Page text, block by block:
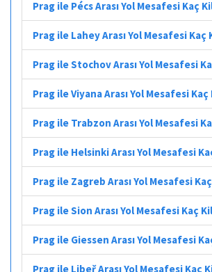
Prag ile Pécs Arası Yol Mesafesi Kaç
Prag ile Lahey Arası Yol Mesafesi
Prag ile Stochov Arası Yol Mesafesi
Prag ile Viyana Arası Yol Mesafesi
Prag ile Trabzon Arası Yol Mesafesi
Prag ile Helsinki Arası Yol Mesafesi
Prag ile Zagreb Arası Yol Mesafesi
Prag ile Sion Arası Yol Mesafesi Kaç
Prag ile Giessen Arası Yol Mesafesi
Prag ile Libeř Arası Yol Mesafesi Kaç